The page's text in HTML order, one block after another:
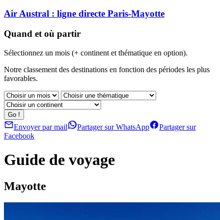
Air Austral : ligne directe Paris-Mayotte
Quand et où partir
Sélectionnez un mois (+ continent et thématique en option).
Notre classement des destinations en fonction des périodes les plus
favorables.
Envoyer par mail Partager sur WhatsApp
Partager sur
Facebook
Guide de voyage
Mayotte